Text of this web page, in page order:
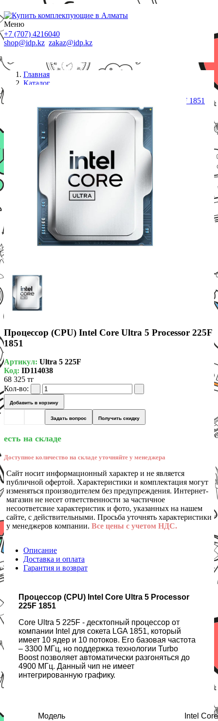
Меню
+7 (707) 4216040
shop@idp.kz zakaz@idp.kz
Главная
Каталог
Процессор (CPU) Intel Core Ultra 5 Processor 225F 1851
Процессор (CPU) Intel Core Ultra 5 Processor 225F
1851
Артикул: Ultra 5 225F
Код: ID114038
68 325 тг
Кол-во:
Добавить в корзину
Задать вопрос Получить скидку
есть на складе
Доступное количество на складе уточняйте у менеджера
Сайт носит информационный характер и не является
публичной офертой. Характеристики и комплектация могут
изменяться производителем без предупреждения. Интернет-
магазин не несет ответственности за частичное
несоответсвие характеристик и фото, указанных на нашем
сайте, с действительными. Просьба уточнять характеристики
у менеджеров компании. Все цены с учетом НДС.
Описание
Доставка и оплата
Гарантия и возврат
Процессор (CPU) Intel Core Ultra 5 Processor
225F 1851
Core Ultra 5 225F - десктопный процессор от
компании Intel для сокета LGA 1851, который
имеет 10 ядер и 10 потоков. Его базовая частота
– 3300 МГц, но поддержка технологии Turbo
Boost позволяет автоматически разгоняться до
4900 МГц. Данный чип не имеет
интегрированную графику.
Модель Intel